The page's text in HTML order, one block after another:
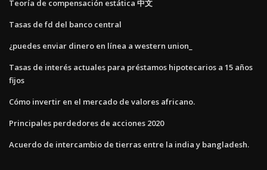
Teoría de compensación estática 中文
Tasas de fd del banco central
¿puedes enviar dinero en línea a western union_
Tasas de interés actuales para préstamos hipotecarios a 15 años
fijos
Cómo invertir en el mercado de valores africano.
Principales perdedores de acciones 2020
Acuerdo de intercambio de tierras entre la india y bangladesh.